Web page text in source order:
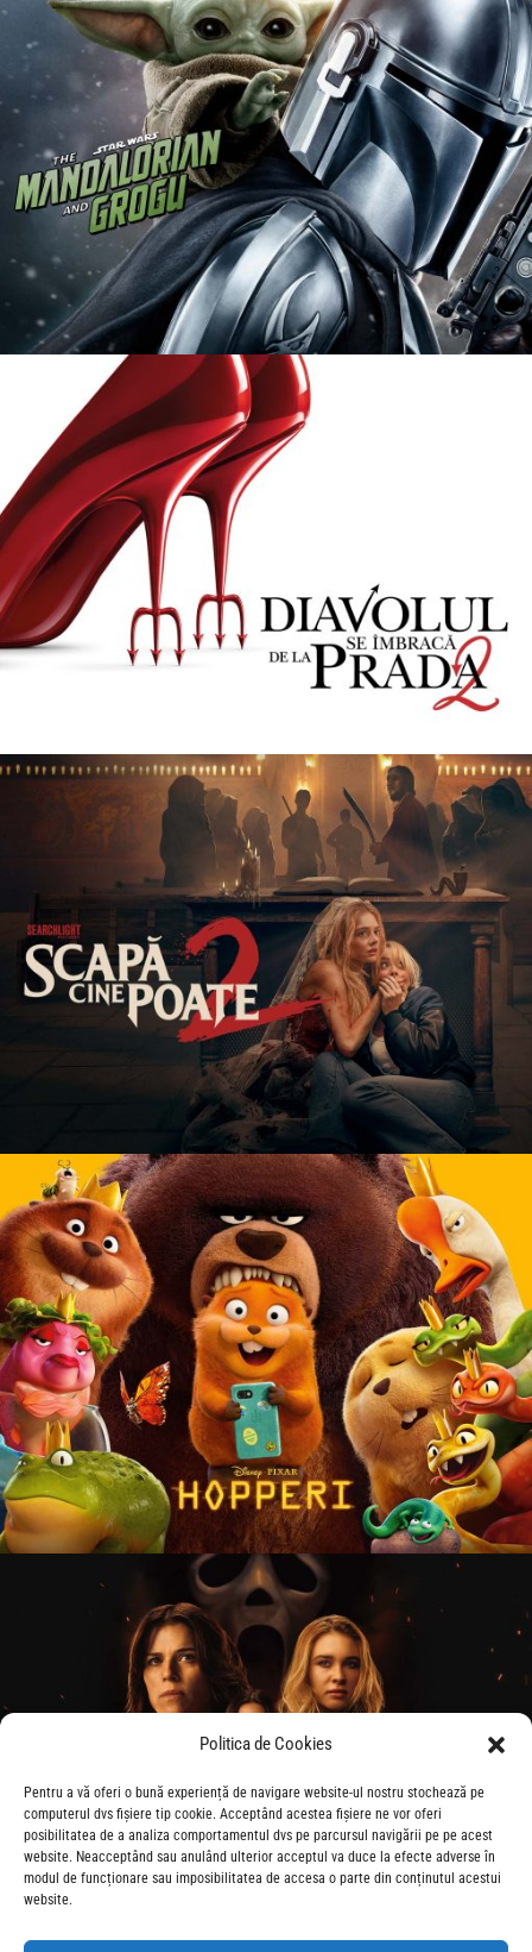
Politica de Cookies
Pentru a vă oferi o bună experiență de navigare website-ul nostru stochează pe
computerul dvs fișiere tip cookie. Acceptând acestea fișiere ne vor oferi
posibilitatea de a analiza comportamentul dvs pe parcursul navigării pe pe acest
website. Neacceptând sau anulând ulterior acceptul va duce la efecte adverse în
modul de funcționare sau imposibilitatea de accesa o parte din conținutul acestui
website.